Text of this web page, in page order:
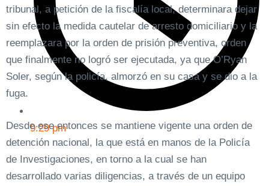
9:29 pm
tribunal, a petición de la fiscalía local, determinara dejar
sin efecto la medida cautelar de arresto domiciliario y la
reemplazara por la orden de prisión preventiva, orden
que finalmente no logró ser ejecutada, ya que O’Ryan
Soler, según la policía, almorzó en su casa y se dio a la
fuga.
Desde ese entonces se mantiene vigente una orden de
detención nacional, la que está en manos de la Policía
de Investigaciones, en torno a la cual se han
desarrollado varias diligencias, a través de un equipo